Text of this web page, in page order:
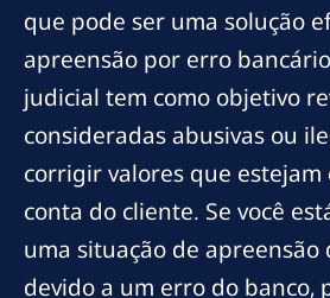
que pode ser uma solução
apreensão por erro
judicial tem como objetivo
consideradas abusivas ou
corrigir valores que estejam
conta do cliente. Se você
uma situação de apreensão
devido a um erro do banco,